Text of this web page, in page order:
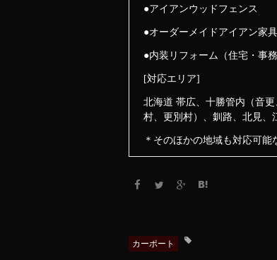
●アイアンウッドフェンス
●オーダーメイドアイアン家
●内装リフォーム（住宅・事務
[対応エリア]
北海道 帯広、十勝管内（音
村、更別村）、釧路、北見、
＊そのほかの地域も対応可
カーポート